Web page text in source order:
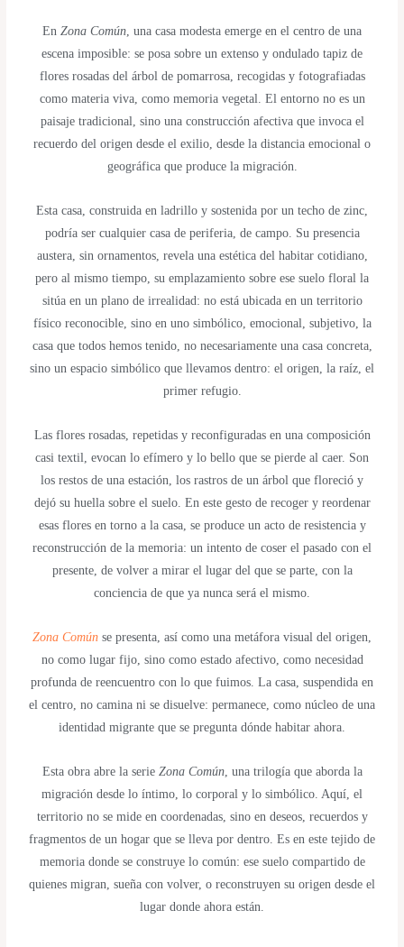
En Zona Común, una casa modesta emerge en el centro de una
escena imposible: se posa sobre un extenso y ondulado tapiz de
flores rosadas del árbol de pomarrosa, recogidas y fotografiadas
como materia viva, como memoria vegetal. El entorno no es un
paisaje tradicional, sino una construcción afectiva que invoca el
recuerdo del origen desde el exilio, desde la distancia emocional o
geográfica que produce la migración.
Esta casa, construida en ladrillo y sostenida por un techo de zinc,
podría ser cualquier casa de periferia, de campo. Su presencia
austera, sin ornamentos, revela una estética del habitar cotidiano,
pero al mismo tiempo, su emplazamiento sobre ese suelo floral la
sitúa en un plano de irrealidad: no está ubicada en un territorio
físico reconocible, sino en uno simbólico, emocional, subjetivo, la
casa que todos hemos tenido, no necesariamente una casa concreta,
sino un espacio simbólico que llevamos dentro: el origen, la raíz, el
primer refugio.
Las flores rosadas, repetidas y reconfiguradas en una composición
casi textil, evocan lo efímero y lo bello que se pierde al caer. Son
los restos de una estación, los rastros de un árbol que floreció y
dejó su huella sobre el suelo. En este gesto de recoger y reordenar
esas flores en torno a la casa, se produce un acto de resistencia y
reconstrucción de la memoria: un intento de coser el pasado con el
presente, de volver a mirar el lugar del que se parte, con la
conciencia de que ya nunca será el mismo.
Zona Común se presenta, así como una metáfora visual del origen,
no como lugar fijo, sino como estado afectivo, como necesidad
profunda de reencuentro con lo que fuimos. La casa, suspendida en
el centro, no camina ni se disuelve: permanece, como núcleo de una
identidad migrante que se pregunta dónde habitar ahora.
Esta obra abre la serie Zona Común, una trilogía que aborda la
migración desde lo íntimo, lo corporal y lo simbólico. Aquí, el
territorio no se mide en coordenadas, sino en deseos, recuerdos y
fragmentos de un hogar que se lleva por dentro. Es en este tejido de
memoria donde se construye lo común: ese suelo compartido de
quienes migran, sueña con volver, o reconstruyen su origen desde el
lugar donde ahora están.
tránsito,
origen
deseo